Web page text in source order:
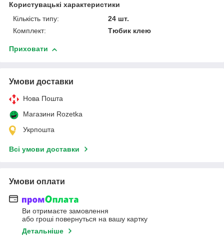
Користувацькі характеристики
Кількість типу:
24 шт.
Комплект:
Тюбик клею
Приховати
Умови доставки
Нова Пошта
Магазини Rozetka
Укрпошта
Всі умови доставки
Умови оплати
Ви отримаєте замовлення
або гроші повернуться на вашу картку
Детальніше